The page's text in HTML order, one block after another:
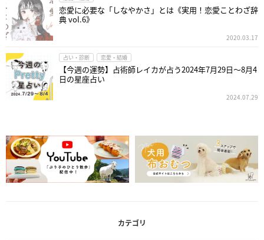
恋愛に必要な「しなやかさ」とは《実用！恋愛ことわざ辞
典 vol.6》
2020.03.17
占い・診断 恋愛・結婚
【今週の運勢】占術師レイカが占う2024年7月29日～8月4
日の星座占い
2024.07.29
カテゴリ